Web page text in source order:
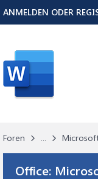
Foren ...
Office:
ANMELDEN ODER